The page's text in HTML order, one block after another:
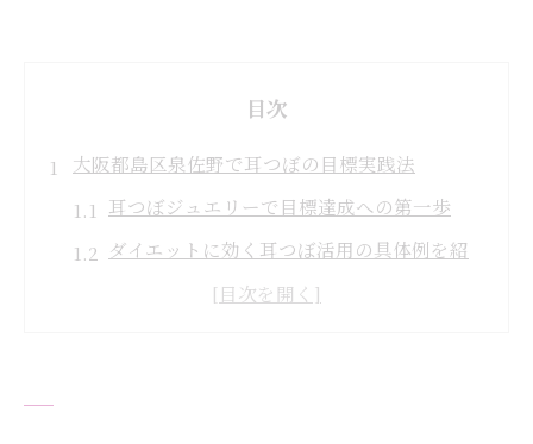
目次
大阪都島区泉佐野で耳つぼの目標実践法
耳つぼジュエリーで目標達成への第一歩
ダイエットに効く耳つぼ活用の具体例を紹